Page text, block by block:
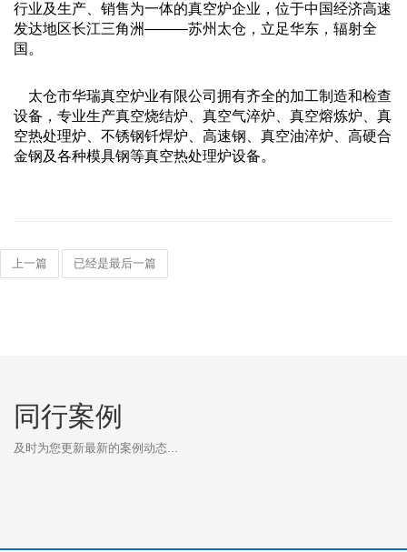
行业及生产、销售为一体的真空炉企业，位于中国经济高速
发达地区长江三角洲———苏州太仓，立足华东，辐射全
国。
太仓市华瑞真空炉业有限公司拥有齐全的加工制造和检查
设备，专业生产真空烧结炉、真空气淬炉、真空熔炼炉、真
空热处理炉、不锈钢钎焊炉、高速钢、真空油淬炉、高硬合
金钢及各种模具钢等真空热处理炉设备。
上一篇 已经是最后一篇
同行案例
及时为您更新最新的案例动态...